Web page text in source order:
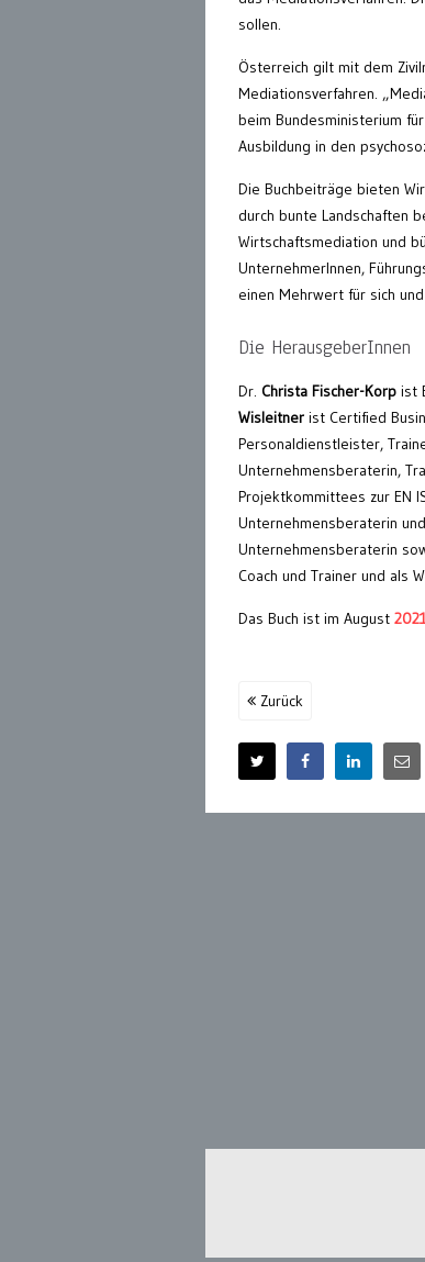
sollen.
Österreich gilt mit dem
Mediationsverfahren.
beim Bundesministerium
Ausbildung in den
Die Buchbeiträge bieten
durch bunte Landschaften
Wirtschaftsmediation und
UnternehmerInnen,
einen Mehrwert für sich
Die HerausgeberInnen
Dr. Christa Fischer-Korp ist
Wisleitner ist Certified
Personaldienstleister,
Unternehmensberaterin,
Projektkommittees zur EN
Unternehmensberaterin
Unternehmensberaterin
Coach und Trainer und als
Das Buch ist im August
Zurück